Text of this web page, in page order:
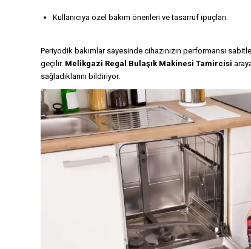
Kullanıcıya özel bakım önerileri ve tasarruf ipuçları.
Periyodik bakımlar sayesinde cihazınızın performansı
geçilir. Melikgazi Regal Bulaşık Makinesi Tamircisi
sağladıklarını bildiriyor.